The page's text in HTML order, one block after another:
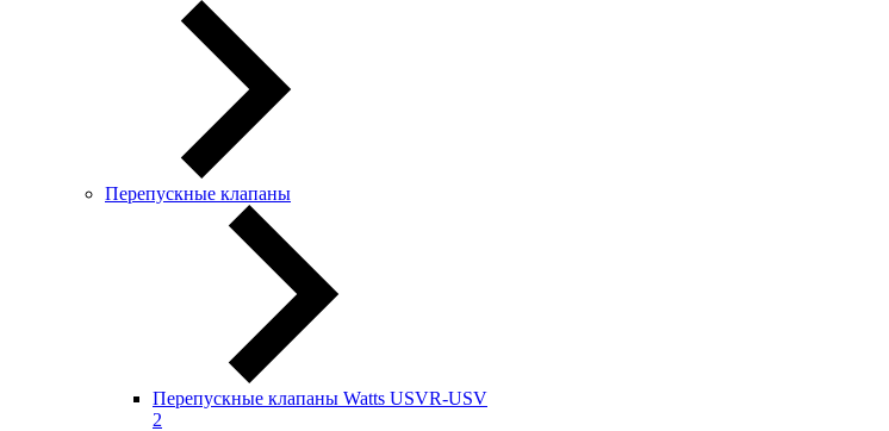
Перепускные клапаны
Перепускные клапаны Watts USVR-USV
2